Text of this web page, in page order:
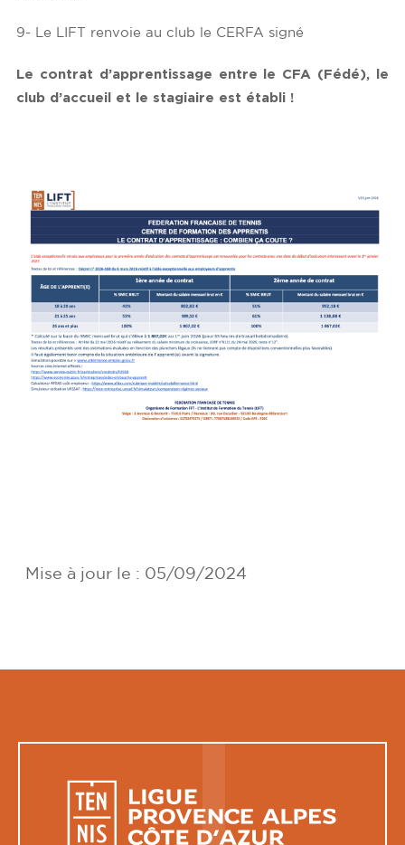
9- Le LIFT renvoie au club le CERFA signé
Le contrat d’apprentissage entre le CFA (Fédé), le
club d’accueil et le stagiaire est établi !
Mise à jour le : 05/09/2024